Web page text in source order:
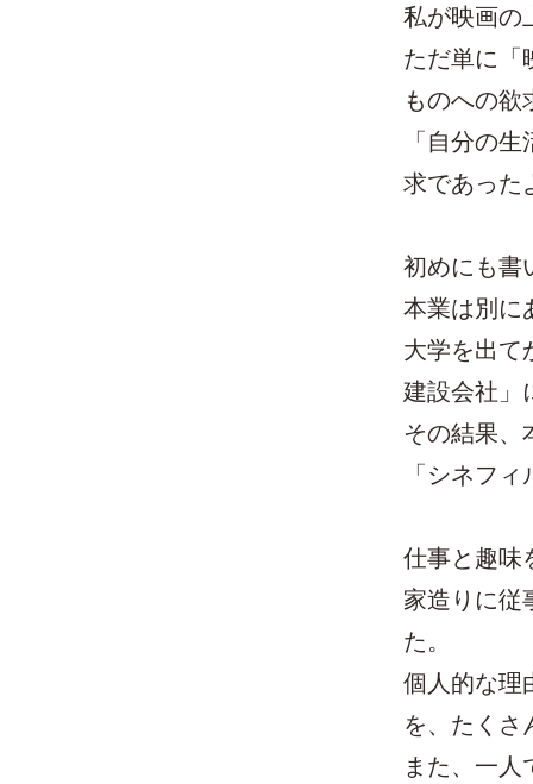
私が映画の
ただ単に「
ものへの欲
「自分の
求であった
初めにも書
本業は別に
大学を出て
建設会社」
その結果、
「シネフ
仕事と趣味
家造りに従
た。
個人的な理
を、たくさ
また、一